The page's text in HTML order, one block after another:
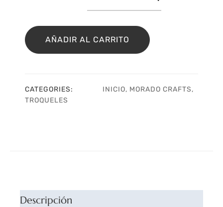
cantidad
AÑADIR AL CARRITO
CATEGORIES: INICIO, MORADO CRAFTS,
TROQUELES
Descripción